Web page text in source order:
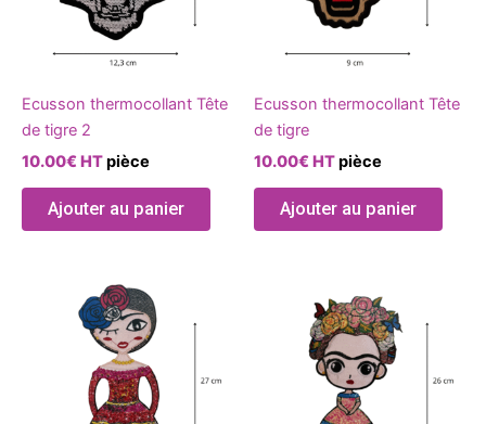
Ecusson thermocollant Tête
de tigre 2
10.00€HTpièce
Ajouter au panier
Ecusson thermocollant Tête
de tigre
10.00€HTpièce
Ajouter au panier